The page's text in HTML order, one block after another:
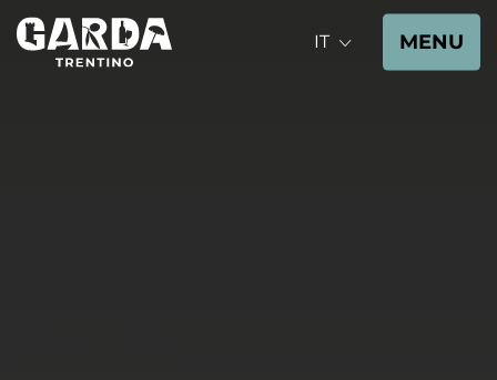
IT MENU